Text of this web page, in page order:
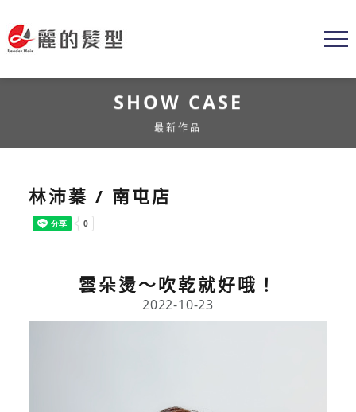
SHOW CASE
最新作品
林沛蓁 / 南屯店
雲朵燙～吹乾就好哦！
2022-10-23